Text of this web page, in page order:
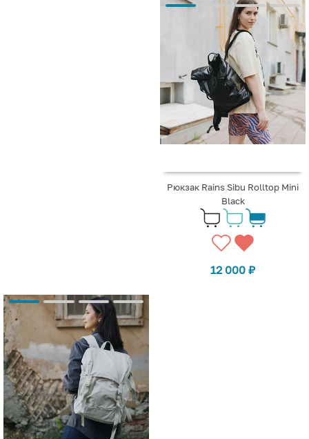
Рюкзак Rains Sibu Rolltop Mini
Black
12 000 ₽